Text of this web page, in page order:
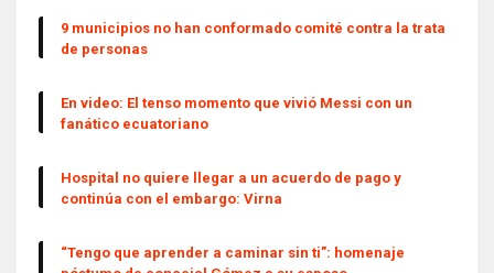
9 municipios no han conformado comité contra la trata
de personas
En video: El tenso momento que vivió Messi con un
fanático ecuatoriano
Hospital no quiere llegar a un acuerdo de pago y
continúa con el embargo: Virna
“Tengo que aprender a caminar sin ti”: homenaje